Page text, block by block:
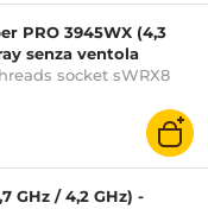
PRO 3945WX (4,3
senza ventola
socket sWRX8
(versione tray
del produttore 3 anni)
GHz / 4,2 GHz) -